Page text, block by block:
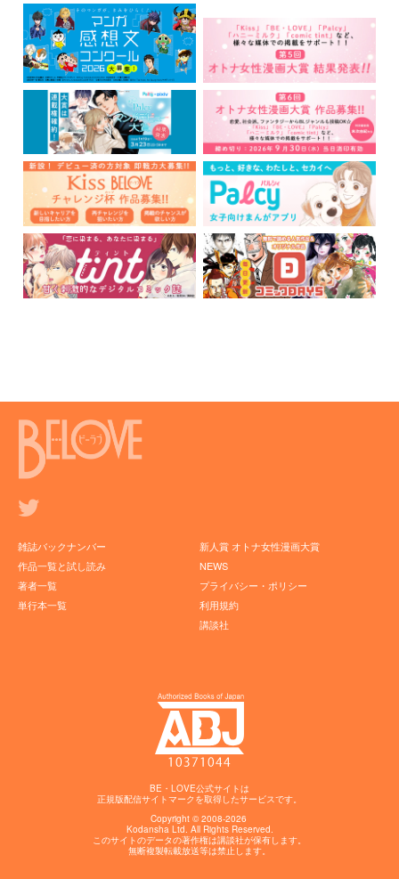
雑誌バックナンバー
作品一覧と試し読み
著者一覧
単行本一覧
新人賞 オトナ女性漫画大賞
NEWS
プライバシー・ポリシー
利用規約
講談社
BE・LOVE公式サイトは
正規版配信サイトマークを取得したサービスです。
Copyright © 2008-2026
KodanshaLtd. All Rights Reserved.
このサイトのデータの著作権は講談社が保有します。
無断複製転載放送等は禁止します。